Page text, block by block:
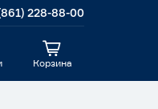
228-88-00
Корзина